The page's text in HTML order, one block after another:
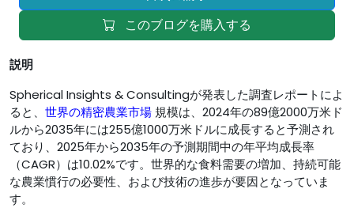
このブログを購入する
説明
Spherical Insights & Consultingが発表した調査レポートによ
ると、 世界の精密農業市場 規模は、2024年の89億2000万米ド
ルから2035年には255億1000万米ドルに成長すると予測され
ており、2025年から2035年の予測期間中の年平均成長率
（CAGR）は10.02%です。世界的な食料需要の増加、持続可能
な農業慣行の必要性、および技術の進歩が要因となっていま
す。